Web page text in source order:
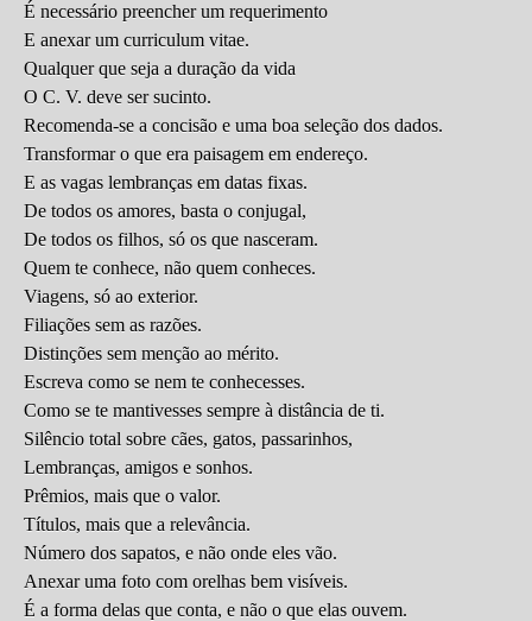
É necessário preencher um requerimento
E anexar um curriculum vitae.
Qualquer que seja a duração da vida
O C. V. deve ser sucinto.
Recomenda-se a concisão e uma boa seleção dos dados.
Transformar o que era paisagem em endereço.
E as vagas lembranças em datas fixas.
De todos os amores, basta o conjugal,
De todos os filhos, só os que nasceram.
Quem te conhece, não quem conheces.
Viagens, só ao exterior.
Filiações sem as razões.
Distinções sem menção ao mérito.
Escreva como se nem te conhecesses.
Como se te mantivesses sempre à distância de ti.
Silêncio total sobre cães, gatos, passarinhos,
Lembranças, amigos e sonhos.
Prêmios, mais que o valor.
Títulos, mais que a relevância.
Número dos sapatos, e não onde eles vão.
Anexar uma foto com orelhas bem visíveis.
É a forma delas que conta, e não o que elas ouvem.